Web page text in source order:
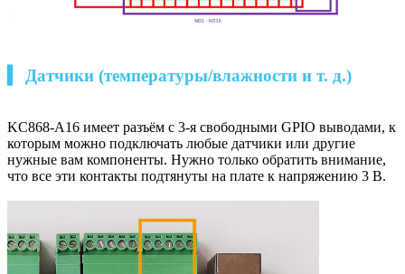
▍ Датчики (температуры/влажности и т. д.)
KC868-A16 имеет разъём с 3-я свободными GPIO выводами, к
которым можно подключать любые датчики или другие
нужные вам компоненты. Нужно только обратить внимание,
что все эти контакты подтянуты на плате к напряжению 3 В.